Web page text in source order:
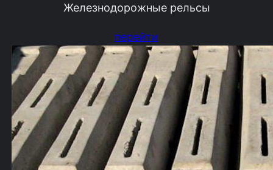
Железнодорожные рельсы
перейти